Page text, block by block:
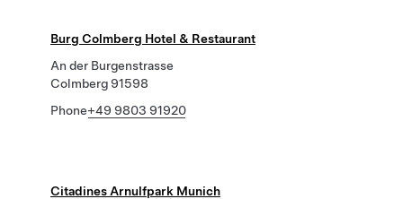
Burg Colmberg Hotel & Restaurant
An der Burgenstrasse
Colmberg 91598
Phone+49 9803 91920
Citadines Arnulfpark Munich